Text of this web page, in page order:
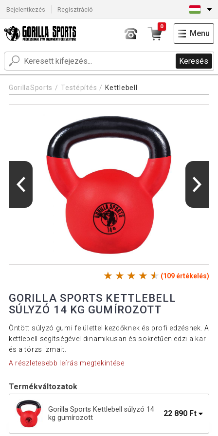
Bejelentkezés Regisztráció
Keresés
0
Menu
GorillaSports Testépítés Kettlebell
(109 értékelés)
GORILLA SPORTS KETTLEBELL
SÚLYZÓ 14 KG GUMÍROZOTT
Öntött súlyzó gumi felülettel kezdőknek és profi edzésnek. A
kettlebell segítségével dinamikusan és sokrétűen edzi a kar
és a törzs izmait.
A részletesebb leírás megtekintése
Termékváltozatok
Gorilla Sports Kettlebell súlyzó 14
kg gumírozott
22 890 Ft